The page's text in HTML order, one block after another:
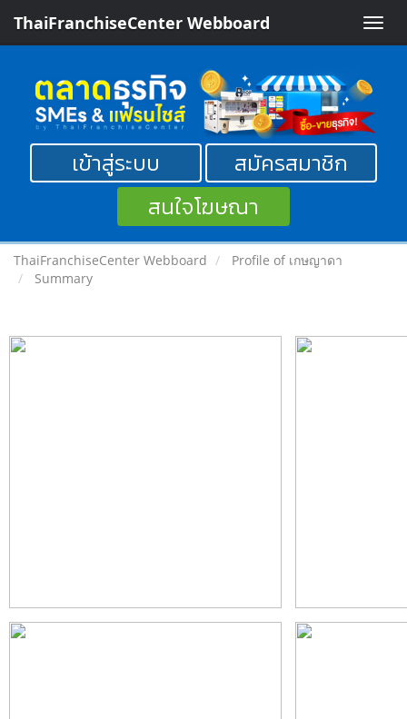
Toggle
ThaiFranchiseCenter Webboard
เข้าสู่ระบบ
สมัครสมาชิก
สนใจโฆษณา
ThaiFranchiseCenter Webboard
Profile of เกษญาดา
Summary